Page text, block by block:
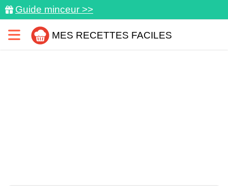
Guide minceur >>
MES RECETTES FACILES